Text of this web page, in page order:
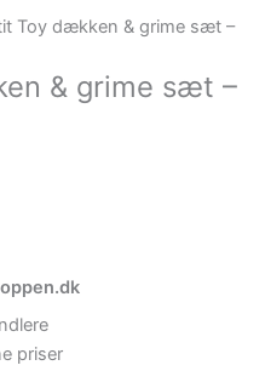
Toy dækken & grime sæt –
& grime sæt –
priser